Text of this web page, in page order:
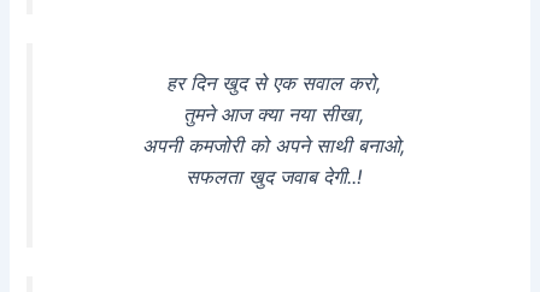
हर दिन खुद से एक सवाल करो,
तुमने आज क्या नया सीखा,
अपनी कमजोरी को अपने साथी बनाओ,
सफलता खुद जवाब देगी..!